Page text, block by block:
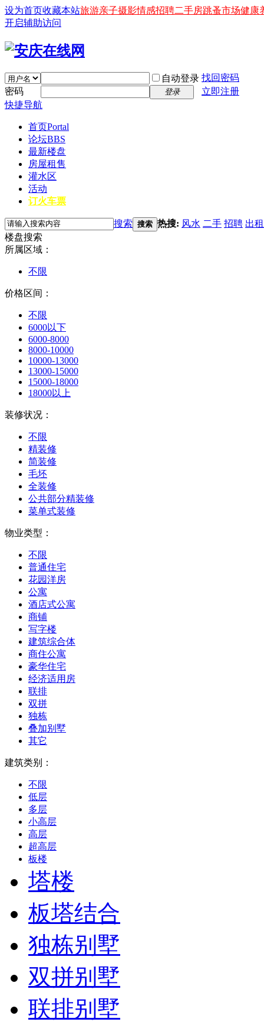
设为首页收藏本站旅游亲子摄影情感招聘二手房跳蚤市场健康
开启辅助访问
自动登录 找回密码
密码
登录
立即注册
快捷导航
首页Portal
论坛BBS
最新楼盘
房屋租售
灌水区
活动
订火车票
搜索 搜索 热搜: 风水 二手 招聘 出租
楼盘搜索
所属区域：
不限
价格区间：
不限
6000以下
6000-8000
8000-10000
10000-13000
13000-15000
15000-18000
18000以上
装修状况：
不限
精装修
简装修
毛坯
全装修
公共部分精装修
菜单式装修
物业类型：
不限
普通住宅
花园洋房
公寓
酒店式公寓
商铺
写字楼
建筑综合体
商住公寓
豪华住宅
经济适用房
联排
双拼
独栋
叠加别墅
其它
建筑类别：
不限
低层
多层
小高层
高层
超高层
板楼
塔楼
板塔结合
独栋别墅
双拼别墅
联排别墅